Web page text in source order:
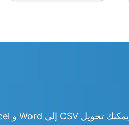
يمكنك تحويل CSV إلى Word و Excel و PowerPoint و PDF و JPG و PNG و CSV و HTML والمزيد